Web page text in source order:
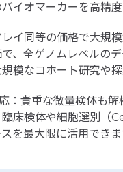
イオマーカーを高精度
イ同等の価格で大規
、全ゲノムレベルの
模なコホート研究や探
：貴重な微量検体も
床検体や細胞選別（
を最大限に活用できま